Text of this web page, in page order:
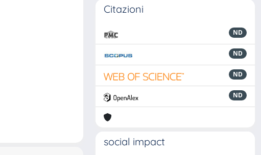
Citazioni
ND
ND
ND
ND
social impact